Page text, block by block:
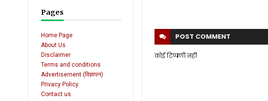
Pages
Home Page
About Us
Disclaimer
Terms and conditions
Advertisement (विज्ञापन)
Privacy Policy
Contact us
POST COMMENT
कोई टिप्पणी नहीं